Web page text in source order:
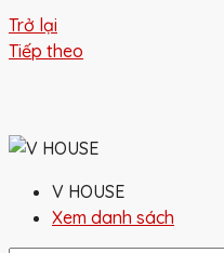
Trở lại
Tiếp theo
V HOUSE
Xem danh sách